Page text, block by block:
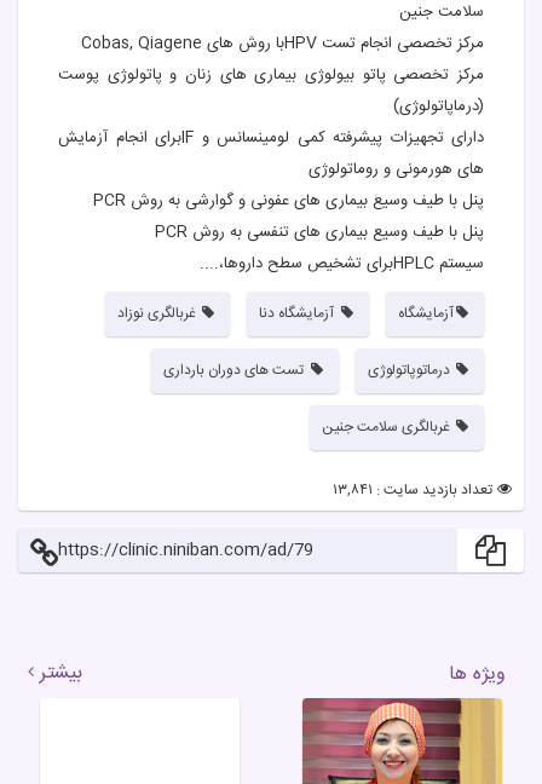
سلامت جنین
مرکز تخصصی انجام تست HPVبا روش های Cobas, Qiagene
مرکز تخصصی پاتو بیولوژی بیماری های زنان و پاتولوژی پوست
(درماپاتولوژی)
دارای تجهیزات پیشرفته کمی لومینسانس و IFبرای انجام آزمایش
های هورمونی و روماتولوژی
پنل با طیف وسیع بیماری های عفونی و گوارشی به روش PCR
پنل با طیف وسیع بیماری های تنفسی به روش PCR
سیستم HPLCبرای تشخیص سطح داروها،....
آزمایشگاه آزمایشگاه دنا غربالگری نوزاد
درماتوپاتولوژی تست های دوران بارداری
غربالگری سلامت جنین
تعداد بازدید سایت : ۱۳,۸۴۱
https://clinic.niniban.com/ad/79
ویژه ها بیشتر